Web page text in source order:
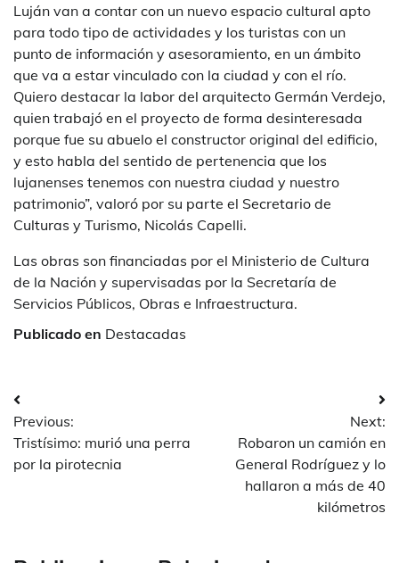
Luján van a contar con un nuevo espacio cultural apto
para todo tipo de actividades y los turistas con un
punto de información y asesoramiento, en un ámbito
que va a estar vinculado con la ciudad y con el río.
Quiero destacar la labor del arquitecto Germán Verdejo,
quien trabajó en el proyecto de forma desinteresada
porque fue su abuelo el constructor original del edificio,
y esto habla del sentido de pertenencia que los
lujanenses tenemos con nuestra ciudad y nuestro
patrimonio”, valoró por su parte el Secretario de
Culturas y Turismo, Nicolás Capelli.
Las obras son financiadas por el Ministerio de Cultura
de la Nación y supervisadas por la Secretaría de
Servicios Públicos, Obras e Infraestructura.
Publicado en Destacadas
Navegación
de
entradas
Previous:
Tristísimo: murió una perra
por la pirotecnia
Next:
Robaron un camión en
General Rodríguez y lo
hallaron a más de 40
kilómetros